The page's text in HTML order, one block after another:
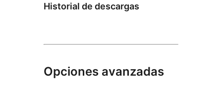
Historial de descargas
Opciones avanzadas